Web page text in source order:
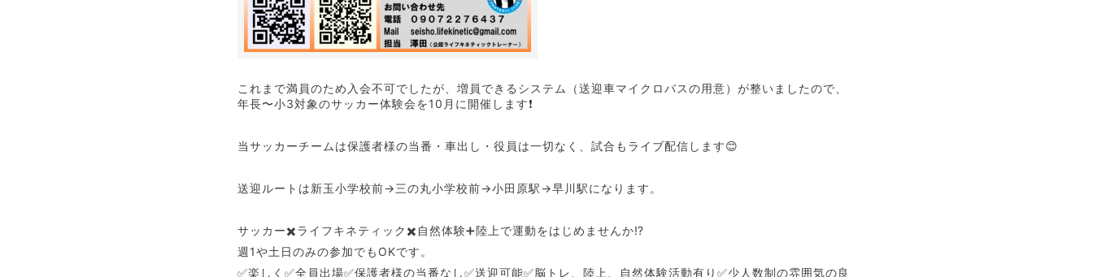
これまで満員のため入会不可でしたが、増員できるシステム（送迎車マイクロバスの用意）が整いましたので、
年長〜小3対象のサッカー体験会を10月に開催します❗
当サッカーチームは保護者様の当番・車出し・役員は一切なく、試合もライブ配信します😊
送迎ルートは新玉小学校前→三の丸小学校前→小田原駅→早川駅になります。
サッカー✖️ライフキネティック✖️自然体験➕陸上で運動をはじめませんか⁉️
週1や土日のみの参加でもOKです。
✅楽しく✅全員出場✅保護者様の当番なし✅送迎可能✅脳トレ、陸上、自然体験活動有り✅少人数制の雰囲気の良